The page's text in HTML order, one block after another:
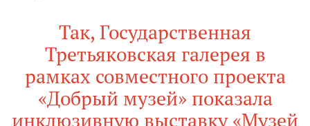
Так, Государственная
Третьяковская галерея в
рамках совместного проекта
«Добрый музей» показала
инклюзивную выставку «Музей